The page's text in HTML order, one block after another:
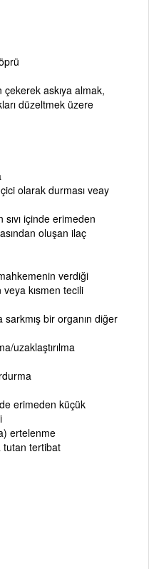
çekerek askıya almak,
düzeltmek üzere
olarak durması veay
içinde erimeden
oluşan ilaç
verdiği
kısmen tecili
sarkmış bir organın diğer
uzaklaştırılma
erimeden küçük
ertelenme
tutan tertibat